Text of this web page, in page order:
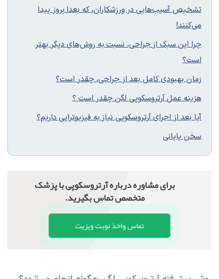
تشخیص آسیب‌هایی در ورزشکاران، که بعدا بروز پیدا
می‌کنند!
چرا این سبک از جراحی، نسبت به روش‌های دیگر بهتر
است؟
زمان بهبودی کامل بعد از جراحی، چقدر است؟
هزینه عمل آرتروسکوپی لگن چقدر است ؟
آیا بعد از اجرای آرتروسکوپی نیاز به فیزیوتراپی داریم؟
سخن پایانی
برای مشاوره درباره آرتروسکوپی با پزشک
متخصص تماس بگیرید.
تماس واخذ نوبت ویزیت